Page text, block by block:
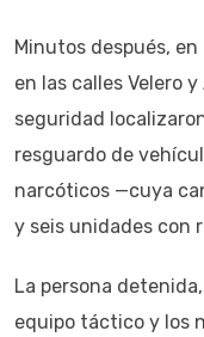
Minutos después,
en las calles Velero
seguridad
resguardo de
narcóticos —cuya
y seis unidades con
La persona
equipo táctico y los